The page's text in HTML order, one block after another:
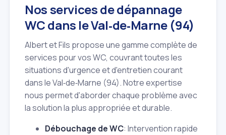
Nos services de dépannage
WC dans le Val‑de‑Marne (94)
Albert et Fils propose une gamme complète de
services pour vos WC, couvrant toutes les
situations d'urgence et d'entretien courant
dans le Val‑de‑Marne (94). Notre expertise
nous permet d'aborder chaque problème avec
la solution la plus appropriée et durable.
Débouchage de WC: Intervention rapide